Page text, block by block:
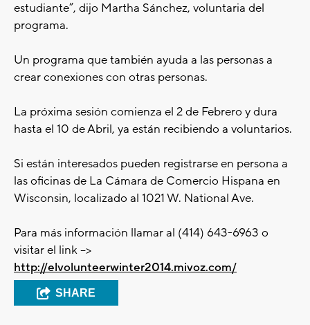
estudiante”, dijo Martha Sánchez, voluntaria del
programa.
Un programa que también ayuda a las personas a
crear conexiones con otras personas.
La próxima sesión comienza el 2 de Febrero y dura
hasta el 10 de Abril, ya están recibiendo a voluntarios.
Si están interesados pueden registrarse en persona a
las oficinas de La Cámara de Comercio Hispana en
Wisconsin, localizado al 1021 W. National Ave.
Para más información llamar al (414) 643-6963 o
visitar el link -->
http://elvolunteerwinter2014.mivoz.com/
SHARE